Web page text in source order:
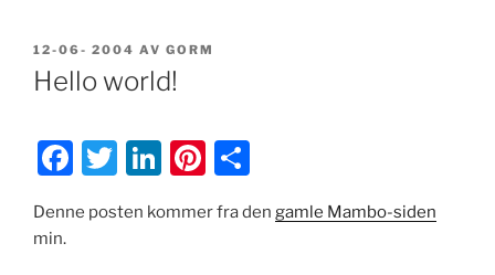
PUBLISERT
12-06- 2004 AV GORM
Hello world!
F
c
T
itt
Li
k
Pi
nt
er ar
Denne posten kommer fra den gamle Mambo-siden
min.